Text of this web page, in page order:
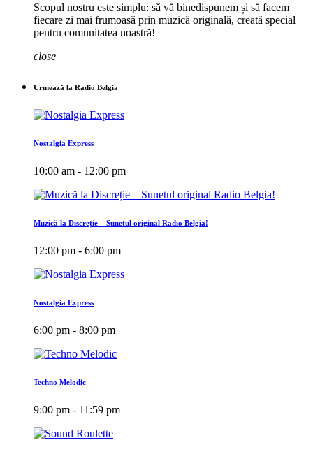
Scopul nostru este simplu: să vă binedispunem și să facem
fiecare zi mai frumoasă prin muzică originală, creată special
pentru comunitatea noastră!
close
Urmează la Radio Belgia
Nostalgia Express
10:00 am - 12:00 pm
Muzică la Discreție – Sunetul original Radio Belgia!
12:00 pm - 6:00 pm
Nostalgia Express
6:00 pm - 8:00 pm
Techno Melodic
9:00 pm - 11:59 pm